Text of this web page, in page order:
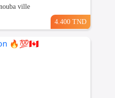
ville
4.400 TND